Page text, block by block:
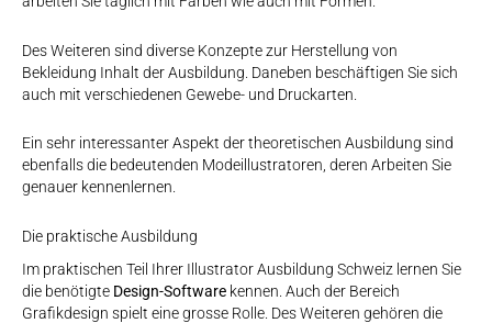
Des Weiteren sind diverse Konzepte zur Herstellung von
Bekleidung Inhalt der Ausbildung. Daneben beschäftigen Sie sich
auch mit verschiedenen Gewebe- und Druckarten.
Ein sehr interessanter Aspekt der theoretischen Ausbildung sind
ebenfalls die bedeutenden Modeillustratoren, deren Arbeiten Sie
genauer kennenlernen.
Die praktische Ausbildung
Im praktischen Teil Ihrer Illustrator Ausbildung Schweiz lernen Sie
die benötigte Design-Software kennen. Auch der Bereich
Grafikdesign spielt eine grosse Rolle. Des Weiteren gehören die